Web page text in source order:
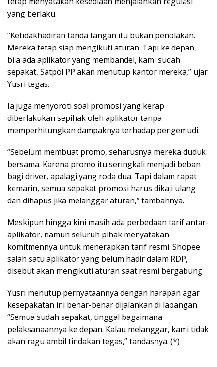
yang berlaku.
“Ketidakhadiran tanda tangan itu bukan penolakan.
Mereka tetap siap mengikuti aturan. Tapi ke depan,
bila ada aplikator yang membandel, kami sudah
sepakat, Satpol PP akan menutup kantor mereka,” ujar
Yusri tegas.
Ia juga menyoroti soal promosi yang kerap
diberlakukan sepihak oleh aplikator tanpa
memperhitungkan dampaknya terhadap pengemudi.
“Sebelum membuat promo, seharusnya mereka duduk
bersama. Karena promo itu seringkali menjadi beban
bagi driver, apalagi yang roda dua. Tapi dalam rapat
kemarin, semua sepakat promosi harus dikaji ulang
dan dihapus jika melanggar aturan,” tambahnya.
Meskipun hingga kini masih ada perbedaan tarif antar-
aplikator, namun seluruh pihak menyatakan
komitmennya untuk menerapkan tarif resmi. Shopee,
salah satu aplikator yang belum hadir dalam RDP,
disebut akan mengikuti aturan saat resmi bergabung.
Yusri menutup pernyataannya dengan harapan agar
kesepakatan ini benar-benar dijalankan di lapangan.
“Semua sudah sepakat, tinggal bagaimana
pelaksanaannya ke depan. Kalau melanggar, kami tidak
akan ragu ambil tindakan tegas,” tandasnya. (*)